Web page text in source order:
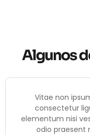
Algunos
Vitae non
consectetur
elementum nisi
odio praesent